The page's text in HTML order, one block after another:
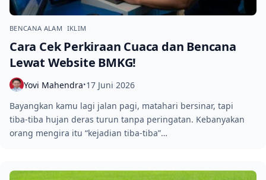
BENCANA ALAM IKLIM
Cara Cek Perkiraan Cuaca dan Bencana
Lewat Website BMKG!
Yovi Mahendra•17 Juni 2026
Bayangkan kamu lagi jalan pagi, matahari bersinar, tapi
tiba‑tiba hujan deras turun tanpa peringatan. Kebanyakan
orang mengira itu “kejadian tiba‑tiba”…